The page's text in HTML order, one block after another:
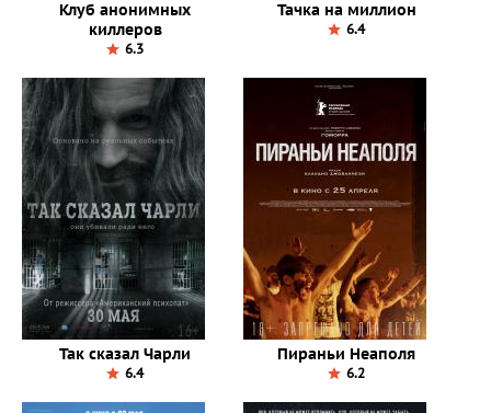
Клуб анонимных
киллеров
6.3
Тачка на миллион
6.4
Так сказал Чарли
6.4
Пираньи Неаполя
6.2